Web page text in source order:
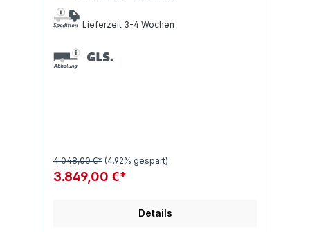
Lieferzeit 3-4 Wochen
3.849,00 €*
4.048,00 €* (4.92% gespart)
Details